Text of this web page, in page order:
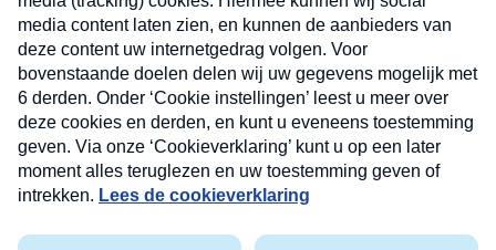
Nieuwsbrief
Neem hier een gratis abonnement op onze
nieuwsbrief. Elke vrijdag- en dinsdagochtend in uw